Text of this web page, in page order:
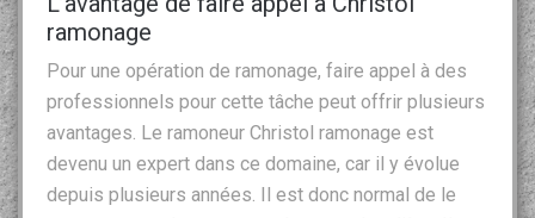
ramonage
Pour une opération de ramonage, faire appel à des
professionnels pour cette tâche peut offrir plusieurs
avantages. Le ramoneur Christol ramonage est
devenu un expert dans ce domaine, car il y évolue
depuis plusieurs années. Il est donc normal de le